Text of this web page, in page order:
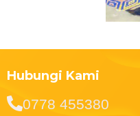
Hubungi Kami
0778 455380